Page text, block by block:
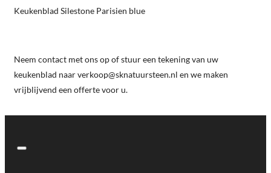
Keukenblad Silestone Parisien blue
Neem contact met ons op of stuur een tekening van uw
keukenblad naar verkoop@sknatuursteen.nl en we maken
vrijblijvend een offerte voor u.